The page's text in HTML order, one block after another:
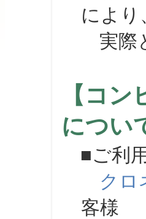
により
実際と
【コ
につい
■ご利
クロ
客様